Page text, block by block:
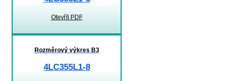
Otevřít PDF
Rozměrový výkres B3
4LC355L1-8